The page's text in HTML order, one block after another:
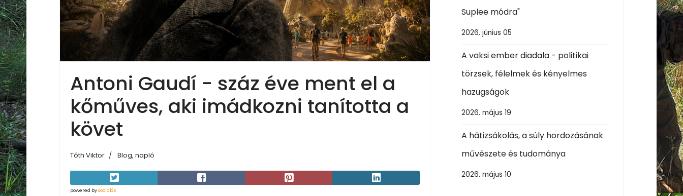
Antoni Gaudí - száz éve ment el a
kőműves, aki imádkozni tanította a
követ
Tóth Viktor Blog, napló
powered bysocial2s
Suplee módra"
2026. június 05
A vaksi ember diadala - politikai
törzsek, félelmek és kényelmes
hazugságok
2026. május 19
A hátizsákolás, a súly hordozásának
művészete és tudománya
2026. május 10